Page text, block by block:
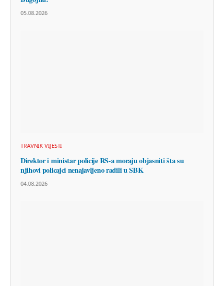
05.08.2026
TRAVNIK VIJESTI
Direktor i ministar policije RS-a moraju objasniti šta su
njihovi policajci nenajavljeno radili u SBK
04.08.2026